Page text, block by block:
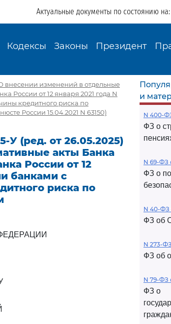
Актуальные документы по состоянию на:
Кодексы Законы Президент
внесении изменений в отдельные
России от 12 января 2021 года N
кредитного риска по
России 15.04.2021 N 63150)
У (ред. от 26.05.2025)
акты Банка
России от 12
банками с
риска по
и
N 400-
ФЗ о
N 69-ФЗ
ФЗ о
N 40-ФЗ
ФЗ об
N 273-ФЗ
ФЗ об
N 79-ФЗ
ФЗ о